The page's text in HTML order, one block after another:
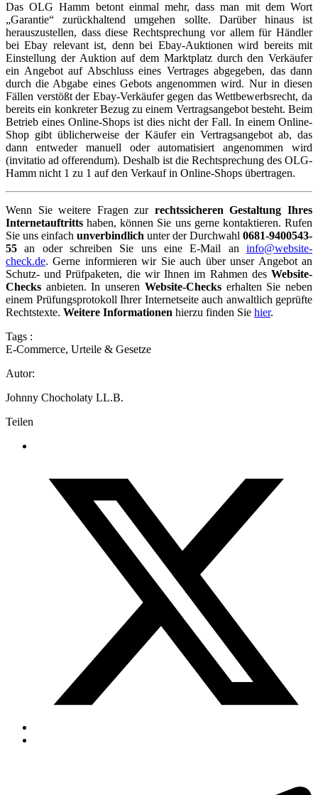
Das OLG Hamm betont einmal mehr, dass man mit dem Wort
„Garantie“ zurückhaltend umgehen sollte. Darüber hinaus ist
herauszustellen, dass diese Rechtsprechung vor allem für Händler
bei Ebay relevant ist, denn bei Ebay-Auktionen wird bereits mit
Einstellung der Auktion auf dem Marktplatz durch den Verkäufer
ein Angebot auf Abschluss eines Vertrages abgegeben, das dann
durch die Abgabe eines Gebots angenommen wird. Nur in diesen
Fällen verstößt der Ebay-Verkäufer gegen das Wettbewerbsrecht, da
bereits ein konkreter Bezug zu einem Vertragsangebot besteht. Beim
Betrieb eines Online-Shops ist dies nicht der Fall. In einem Online-
Shop gibt üblicherweise der Käufer ein Vertragsangebot ab, das
dann entweder manuell oder automatisiert angenommen wird
(invitatio ad offerendum). Deshalb ist die Rechtsprechung des OLG-
Hamm nicht 1 zu 1 auf den Verkauf in Online-Shops übertragen.
Wenn Sie weitere Fragen zur rechtssicheren Gestaltung Ihres
Internetauftritts haben, können Sie uns gerne kontaktieren. Rufen
Sie uns einfach unverbindlich unter der Durchwahl 0681-9400543-
55 an oder schreiben Sie uns eine E-Mail an info@website-
check.de. Gerne informieren wir Sie auch über unser Angebot an
Schutz- und Prüfpaketen, die wir Ihnen im Rahmen des Website-
Checks anbieten. In unseren Website-Checkserhalten Sie neben
einem Prüfungsprotokoll Ihrer Internetseite auch anwaltlich geprüfte
Rechtstexte. Weitere Informationen hierzu finden Sie hier.
Tags :
E-Commerce, Urteile & Gesetze
Autor:
Johnny Chocholaty LL.B.
Teilen